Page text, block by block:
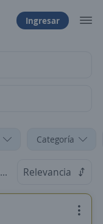
Ingresar
Categoría
Relevancia